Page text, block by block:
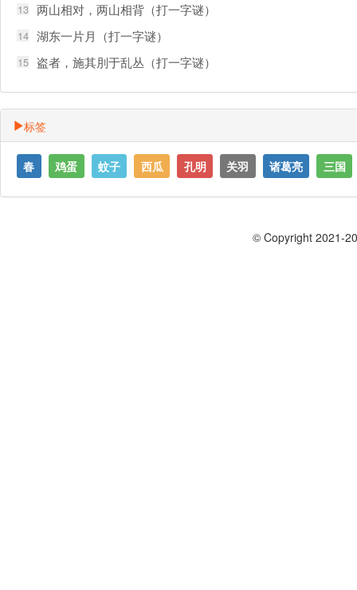
13 两山相对，两山相背（打一字谜）
14 湖东一片月（打一字谜）
15 盗者，施其刖于乱丛（打一字谜）
标签
春 鸡蛋 蚊子 西瓜 孔明 关羽 诸葛亮 三国
© Copyright 2021-